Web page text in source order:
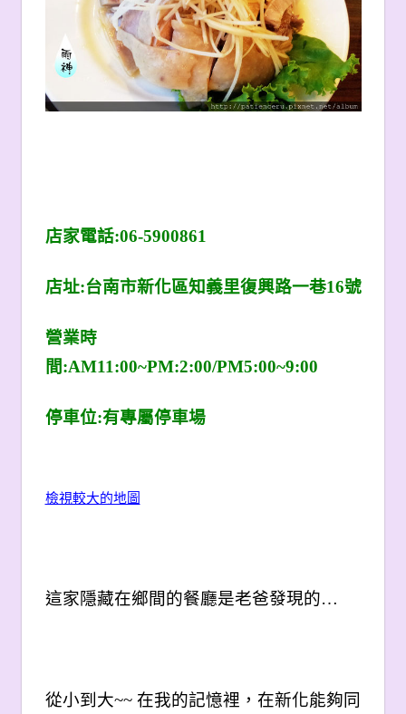
店家電話:06-5900861
店址:台南市新化區知義里復興路一巷16號
營業時
間:AM11:00~PM:2:00/PM5:00~9:00
停車位:有專屬停車場
檢視較大的地圖
這家隱藏在鄉間的餐廳是老爸發現的…
從小到大~~ 在我的記憶裡，在新化能夠同